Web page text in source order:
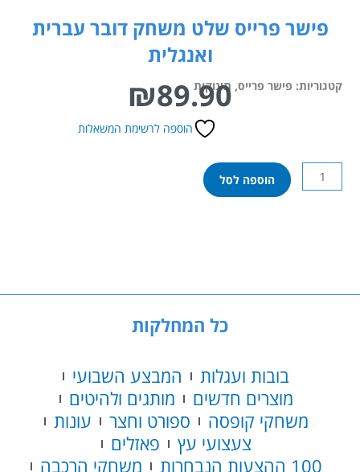
פישר פרייס שלט משחק דובר עברית
ואנגלית
קטגוריות: פישר פרייס, תינוקות ₪89.90
הוספה לרשימת המשאלות
כמות
של
עברית
הוספה לסל
כל המחלקות
בובות ועגלות
המבצע השבועי
מוצרים חדשים
מותגים ולהיטים
משחקי קופסה
ספורט וחצר
עונות
צעצועי עץ
פאזלים
100 ההצעות הנבחרות
משחקי הרכבה